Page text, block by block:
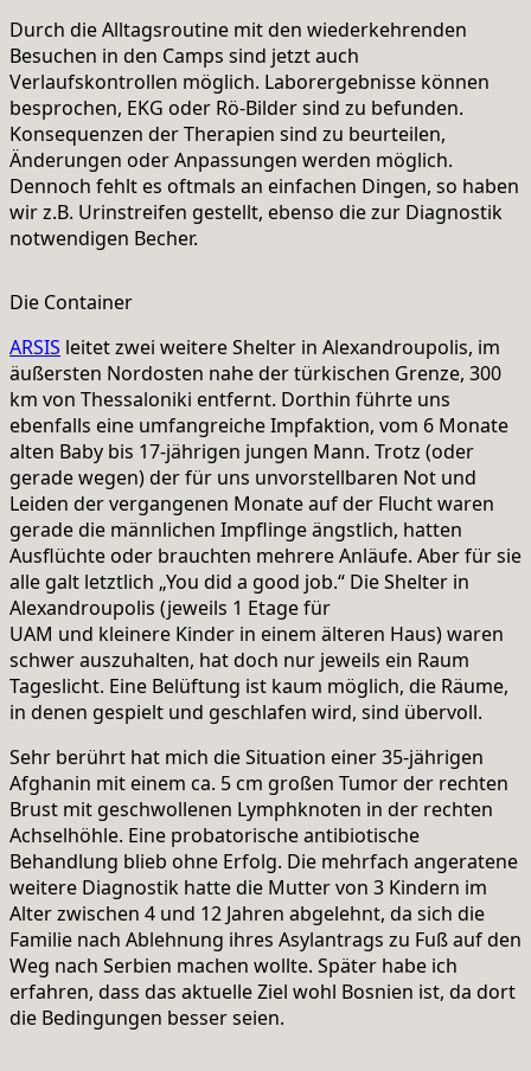
Durch die Alltagsroutine mit den wiederkehrenden
Besuchen in den Camps sind jetzt auch
Verlaufskontrollen möglich. Laborergebnisse können
besprochen, EKG oder Rö-Bilder sind zu befunden.
Konsequenzen der Therapien sind zu beurteilen,
Änderungen oder Anpassungen werden möglich.
Dennoch fehlt es oftmals an einfachen Dingen, so haben
wir z.B. Urinstreifen gestellt, ebenso die zur Diagnostik
notwendigen Becher.
Die Container
ARSIS leitet zwei weitere Shelter in Alexandroupolis, im
äußersten Nordosten nahe der türkischen Grenze, 300
km von Thessaloniki entfernt. Dorthin führte uns
ebenfalls eine umfangreiche Impfaktion, vom 6 Monate
alten Baby bis 17-jährigen jungen Mann. Trotz (oder
gerade wegen) der für uns unvorstellbaren Not und
Leiden der vergangenen Monate auf der Flucht waren
gerade die männlichen Impflinge ängstlich, hatten
Ausflüchte oder brauchten mehrere Anläufe. Aber für sie
alle galt letztlich „You did a good job.“ Die Shelter in
Alexandroupolis (jeweils 1 Etage für
UAM und kleinere Kinder in einem älteren Haus) waren
schwer auszuhalten, hat doch nur jeweils ein Raum
Tageslicht. Eine Belüftung ist kaum möglich, die Räume,
in denen gespielt und geschlafen wird, sind übervoll.
Sehr berührt hat mich die Situation einer 35-jährigen
Afghanin mit einem ca. 5 cm großen Tumor der rechten
Brust mit geschwollenen Lymphknoten in der rechten
Achselhöhle. Eine probatorische antibiotische
Behandlung blieb ohne Erfolg. Die mehrfach angeratene
weitere Diagnostik hatte die Mutter von 3 Kindern im
Alter zwischen 4 und 12 Jahren abgelehnt, da sich die
Familie nach Ablehnung ihres Asylantrags zu Fuß auf den
Weg nach Serbien machen wollte. Später habe ich
erfahren, dass das aktuelle Ziel wohl Bosnien ist, da dort
die Bedingungen besser seien.